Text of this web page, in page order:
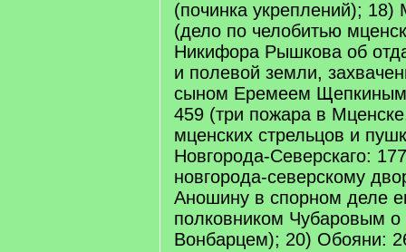
(починка укреплений); 18)
(дело по челобитью
Никифора Рышкова об
и полевой земли,
сыном Еремеем
459 (три пожара в
мценских стрельцов и
Новгорода-Северскаго:
новгорода-северскому
Аношину в спорном деле
полковником Чубаровым о
Вонбарцем); 20) Обояни: